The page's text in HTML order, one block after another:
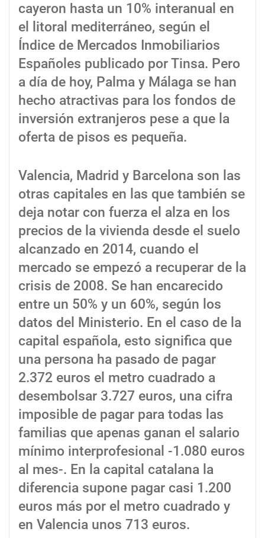
cayeron hasta un 10% interanual en
el litoral mediterráneo, según el
Índice de Mercados Inmobiliarios
Españoles publicado por Tinsa. Pero
a día de hoy, Palma y Málaga se han
hecho atractivas para los fondos de
inversión extranjeros pese a que la
oferta de pisos es pequeña.
Valencia, Madrid y Barcelona son las
otras capitales en las que también se
deja notar con fuerza el alza en los
precios de la vivienda desde el suelo
alcanzado en 2014, cuando el
mercado se empezó a recuperar de la
crisis de 2008. Se han encarecido
entre un 50% y un 60%, según los
datos del Ministerio. En el caso de la
capital española, esto significa que
una persona ha pasado de pagar
2.372 euros el metro cuadrado a
desembolsar 3.727 euros, una cifra
imposible de pagar para todas las
familias que apenas ganan el salario
mínimo interprofesional -1.080 euros
al mes-. En la capital catalana la
diferencia supone pagar casi 1.200
euros más por el metro cuadrado y
en Valencia unos 713 euros.